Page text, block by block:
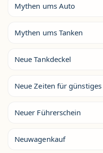
Mythen ums Auto
Mythen ums Tanken
Neue Tankdeckel
Neue Zeiten für günstiges
Neuer Führerschein
Neuwagenkauf